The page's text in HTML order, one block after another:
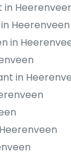
Heerenveen
in
in